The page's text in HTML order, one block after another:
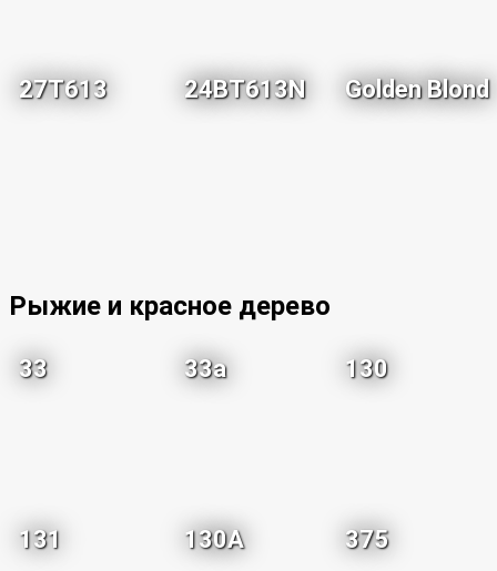
27T613 24BT613N Golden Blond
Рыжие и красное дерево
33 33a 130
131 130A 375